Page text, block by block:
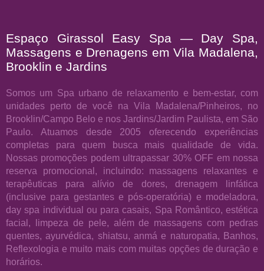
Espaço Girassol Easy Spa — Day Spa,
Massagens e Drenagens em Vila Madalena,
Brooklin e Jardins
Somos um Spa urbano de relaxamento e bem-estar, com
unidades perto de você na Vila Madalena/Pinheiros, no
Brooklin/Campo Belo e nos Jardins/Jardim Paulista, em São
Paulo. Atuamos desde 2005 oferecendo experiências
completas para quem busca mais qualidade de vida.
Nossas promoções podem ultrapassar 30% OFF em nossa
reserva promocional, incluindo: massagens relaxantes e
terapêuticas para alívio de dores, drenagem linfática
(inclusive para gestantes e pós-operatória) e modeladora,
day spa individual ou para casais, Spa Romântico, estética
facial, limpeza de pele, além de massagens com pedras
quentes, ayurvédica, shiatsu, anmá e naturopatia, Banhos,
Reflexologia e muito mais com muitas opções de duração e
horários.